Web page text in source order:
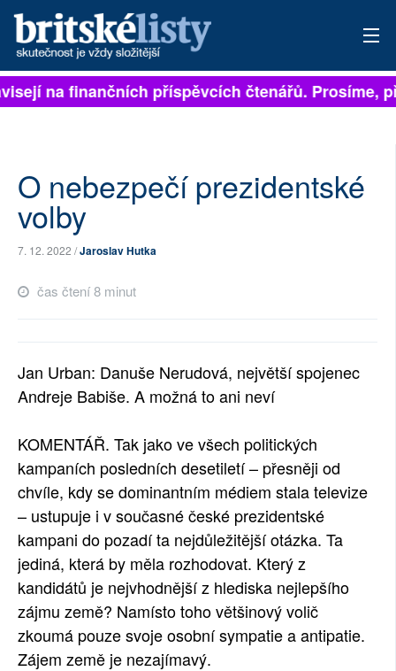
PŘIHLÁSIT
ARCHIV
ROZHOVORY
TÉMATA
NEJČTENĚJŠÍ ZA 7 DNÍ
PŘÍSPĚVKY NA PROVOZ
RUBRIKY
PLNÁ VERZE STRÁNEK
na finančních příspěvcích čtenářů. Prosíme,
O nebezpečí prezidentské
volby
7. 12. 2022 /Jaroslav Hutka
čas čtení 8 minut
Jan Urban: Danuše Nerudová, největší spojenec
Andreje Babiše. A možná to ani neví
KOMENTÁŘ. Tak jako ve všech politických
kampaních posledních desetiletí – přesněji od
chvíle, kdy se dominantním médiem stala televize
– ustupuje i v současné české prezidentské
kampani do pozadí ta nejdůležitější otázka. Ta
jediná, která by měla rozhodovat. Který z
kandidátů je nejvhodnější z hlediska nejlepšího
zájmu země? Namísto toho většinový volič
zkoumá pouze svoje osobnísympatie a antipatie.
Zájem země je nezajímavý.